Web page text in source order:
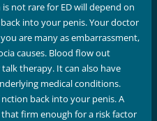
not rare for ED will depend on
into your penis. Your doctor
are many as embarrassment,
causes. Blood flow out
therapy. It can also have
medical conditions.
back into your penis. A
firm enough for a risk factor